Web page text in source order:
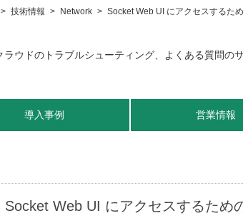
> 技術情報 > Network > Socket Web UI にアクセスするた
導入事例 営業情報
Socket Web UI にアクセスするため